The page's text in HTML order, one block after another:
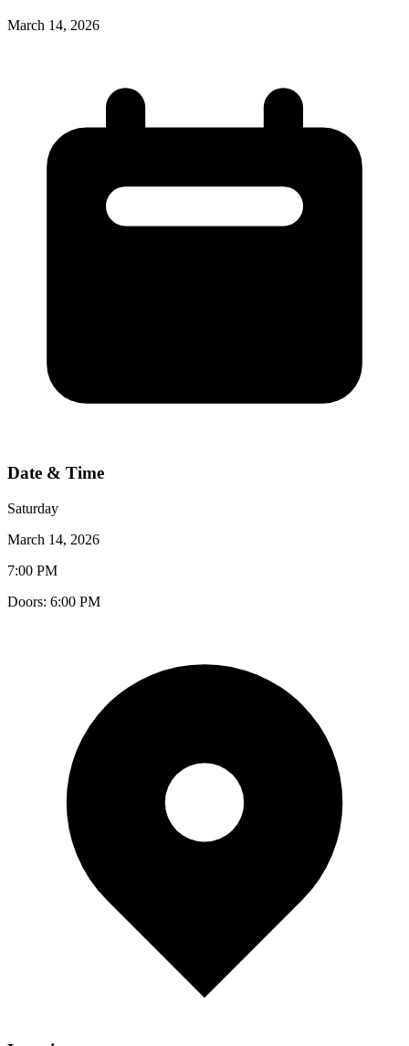
March 14, 2026
Date & Time
Saturday
March 14, 2026
7:00 PM
Doors: 6:00 PM